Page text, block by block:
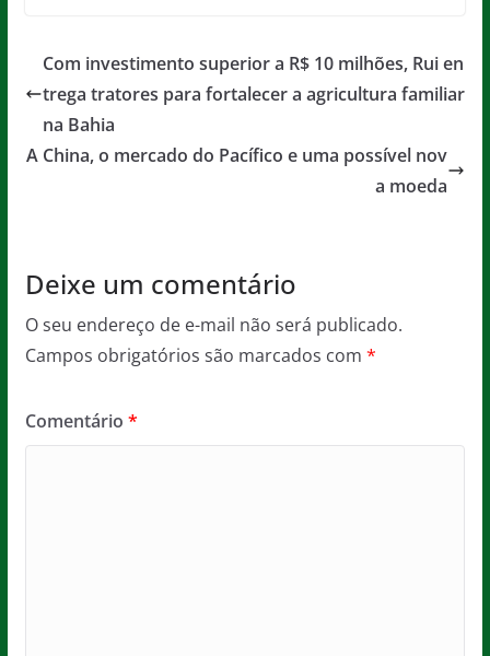
e
b
o
o
er l s
A
p
a
g
Com investimento superior a R$ 10 milhões, Rui en
trega tratores para fortalecer a agricultura familiar
na Bahia
A China, o mercado do Pacífico e uma possível nov
a moeda
Deixe um comentário
O seu endereço de e-mail não será publicado.
Campos obrigatórios são marcados com *
Comentário *